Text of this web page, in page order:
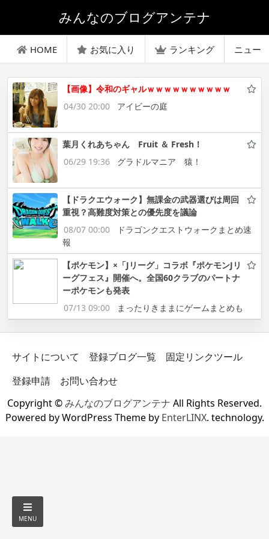
みんなのブログアンテナ
HOME お気に入り ランキング ニュー
【画像】令和のギャルｗｗｗｗｗｗｗｗｗｗ
04/30 20:00
アイビーの庭
葉月くれあちゃん Fruit ＆ Fresh！
06/29 19:36
グラドルマニア 猿！
【ドラクエウォーク】無課金の武器選びは周回
重視？高難度対策との優先度を議論
08/07 00:00
ドラゴンクエストウォークまとめ速
報
【ポケモン】×「Jリーグ」コラボ『ポケモンJリ
ーグフェス』開催へ。全国60クラブのパートナ
ーポケモンも発表
07/13 09:00
まったりきままにゲームまとめも
サイトについて 登録ブログ一覧
固定リンクツール
登録申請
お問い合わせ
Copyright ©みんなのブログアンテナ All Rights Reserved.
Powered by WordPress Theme by EnterLINX. technology.
MENU